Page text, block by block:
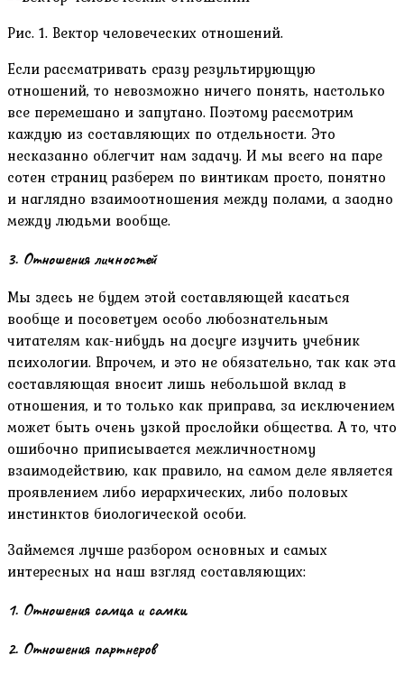
Рис. 1. Вектор человеческих отношений.
Если рассматривать сразу результирующую
отношений, то невозможно ничего понять, настолько
все перемешано и запутано. Поэтому рассмотрим
каждую из составляющих по отдельности. Это
несказанно облегчит нам задачу. И мы всего на паре
сотен страниц разберем по винтикам просто, понятно
и наглядно взаимоотношения между полами, а заодно
между людьми вообще.
3. Отношения личностей
Мы здесь не будем этой составляющей касаться
вообще и посоветуем особо любознательным
читателям как-нибудь на досуге изучить учебник
психологии. Впрочем, и это не обязательно, так как эта
составляющая вносит лишь небольшой вклад в
отношения, и то только как приправа, за исключением
может быть очень узкой прослойки общества. А то, что
ошибочно приписывается межличностному
взаимодействию, как правило, на самом деле является
проявлением либо иерархических, либо половых
инстинктов биологической особи.
Займемся лучше разбором основных и самых
интересных на наш взгляд составляющих:
1. Отношения самца и самки
2. Отношения партнеров